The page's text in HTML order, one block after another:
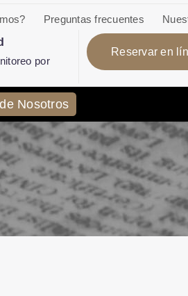
Preguntas frecuentes
por
Reservar en
Nosotros